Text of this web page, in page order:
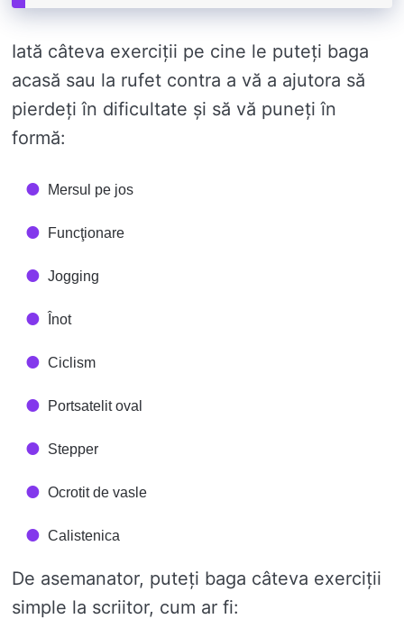
Iată câteva exerciții pe cine le puteți baga
acasă sau la rufet contra a vă a ajutora să
pierdeți în dificultate și să vă puneți în
formă:
Mersul pe jos
Funcţionare
Jogging
Înot
Ciclism
Portsatelit oval
Stepper
Ocrotit de vasle
Calistenica
De asemanator, puteți baga câteva exerciții
simple la scriitor, cum ar fi: